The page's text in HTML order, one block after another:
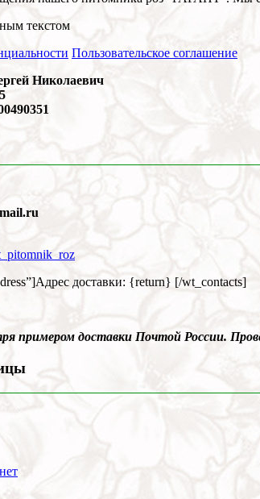
текстом
Пользовательское соглашение
Николаевич
доставки: {return} [/wt_contacts]
примером доставки Почтой России.